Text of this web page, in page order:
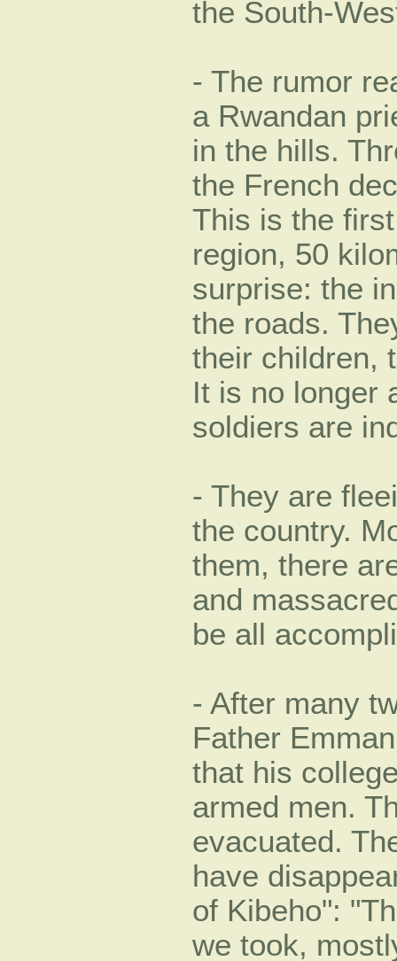
the South-
- The rumor
a Rwandan
in the hills.
the French
This is the
region, 50
surprise: the
the roads.
their children,
It is no longer
soldiers are
- They are
the country.
them, there
and
be all
- After many
Father
that his
armed men.
evacuated.
have
of Kibeho":
we took,